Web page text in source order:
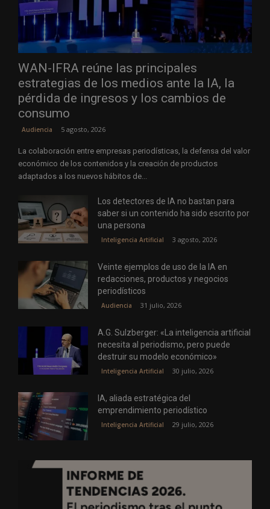
WAN-IFRA reúne las principales
estrategias de los medios ante la IA, la
pérdida de ingresos y los cambios de
consumo
Audiencia 5 agosto, 2026
La colaboración entre empresas periodísticas, la defensa del valor
económico de los contenidos y la creación de productos
adaptados a los nuevos hábitos de...
Los detectores de IA no bastan para
saber si un contenido ha sido escrito por
una persona
Inteligencia Artificial 3 agosto, 2026
Veinte ejemplos de uso de la IA en
redacciones, productos y negocios
periodísticos
Audiencia 31 julio, 2026
A.G. Sulzberger: «La inteligencia artificial
necesita al periodismo, pero puede
destruir su modelo económico»
Inteligencia Artificial 30 julio, 2026
IA, aliada estratégica del
emprendimiento periodístico
Inteligencia Artificial 29 julio, 2026